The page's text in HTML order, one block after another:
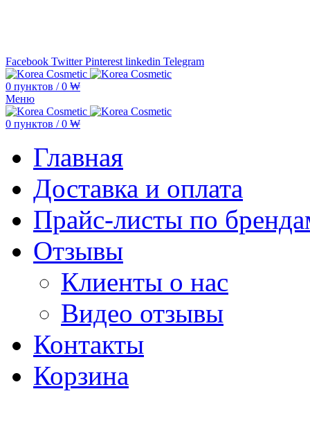
Facebook Twitter Pinterest linkedin Telegram
0 пунктов / 0 ₩
Меню
0 пунктов / 0 ₩
Главная
Доставка и оплата
Прайс-листы по
Отзывы
Клиенты о нас
Видео отзывы
Контакты
Корзина